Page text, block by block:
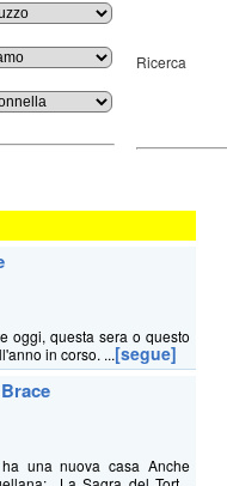
Ricerca
oggi, questa sera o questo
in corso. ...[segue]
una nuova casa Anche